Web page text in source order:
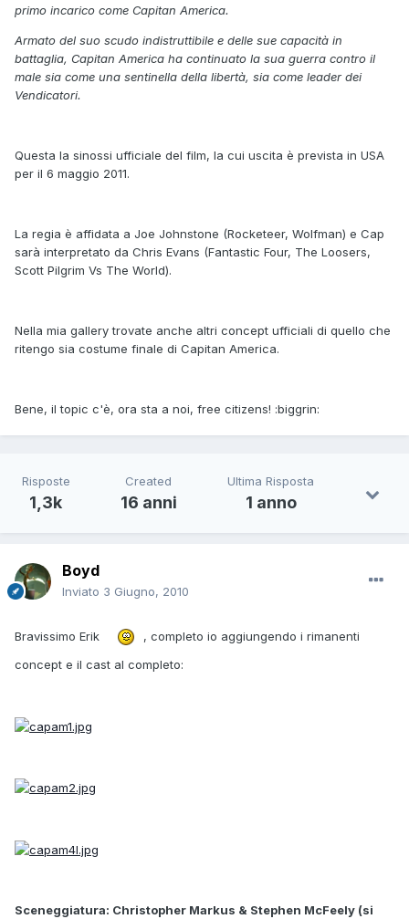
primo incarico come Capitan America.
Armato del suo scudo indistruttibile e delle sue capacità in
battaglia, Capitan America ha continuato la sua guerra contro il
male sia come una sentinella della libertà, sia come leader dei
Vendicatori.
Questa la sinossi ufficiale del film, la cui uscita è prevista in USA
per il 6 maggio 2011.
La regia è affidata a Joe Johnstone (Rocketeer, Wolfman) e Cap
sarà interpretato da Chris Evans (Fantastic Four, The Loosers,
Scott Pilgrim Vs The World).
Nella mia gallery trovate anche altri concept ufficiali di quello che
ritengo sia costume finale di Capitan America.
Bene, il topic c'è, ora sta a noi, free citizens! :biggrin:
Risposte
1,3k
Created
16 anni
Ultima Risposta
1 anno
Boyd
Inviato 3 Giugno, 2010
Bravissimo Erik
, completo io aggiungendo i rimanenti
concept e il cast al completo:
Sceneggiatura: Christopher Markus & Stephen McFeely (si